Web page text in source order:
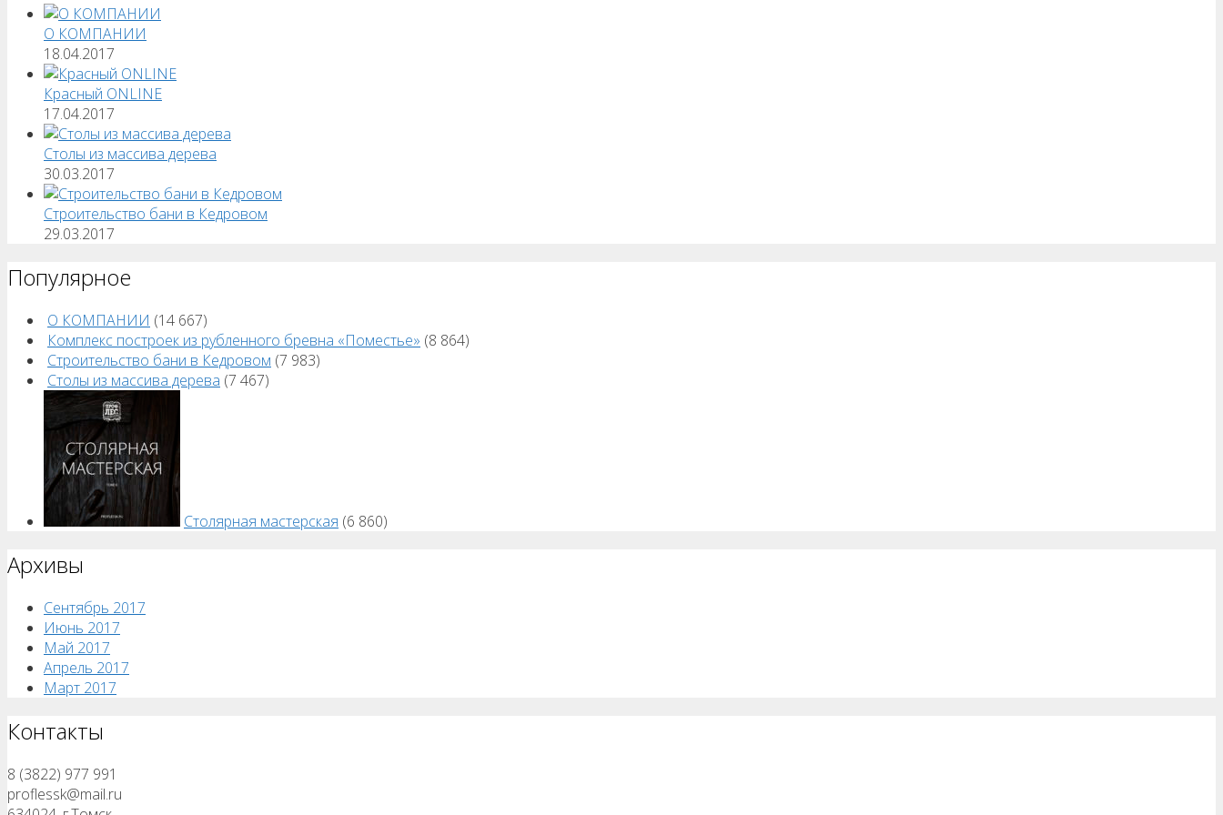
О КОМПАНИИ
18.04.2017
Красный ONLINE
17.04.2017
Столы из массива дерева
30.03.2017
Строительство бани в Кедровом
29.03.2017
Популярное
О КОМПАНИИ (14 667)
Комплекс построек из рубленного бревна «Поместье» (8 864)
Строительство бани в Кедровом (7 983)
Столы из массива дерева (7 467)
Столярная мастерская (6 860)
Архивы
Сентябрь 2017
Июнь 2017
Май 2017
Апрель 2017
Март 2017
Контакты
8 (3822) 977 991
proflessk@mail.ru